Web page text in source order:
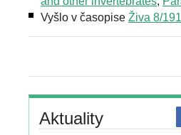
Vyšlo v časopise Živa 8/
Aktuality